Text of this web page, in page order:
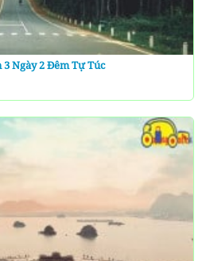
Ngày 2 Đêm Tự Túc